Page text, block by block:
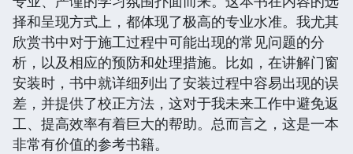
择和呈现方式上，都体现了极高的专业水准。我尤其
欣赏书中对于施工过程中可能出现的常见问题的分
析，以及相应的预防和处理措施。比如，在讲解门窗
安装时，书中就详细列出了安装过程中容易出现的误
差，并提供了校正方法，这对于我未来工作中避免返
工、提高效率有着巨大的帮助。总而言之，这是一本
非常有价值的参考书籍。